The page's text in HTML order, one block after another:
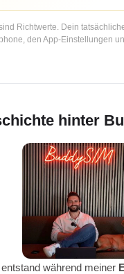
Richtwerte. Dein
den App-Einstellungen
hinter
während meiner